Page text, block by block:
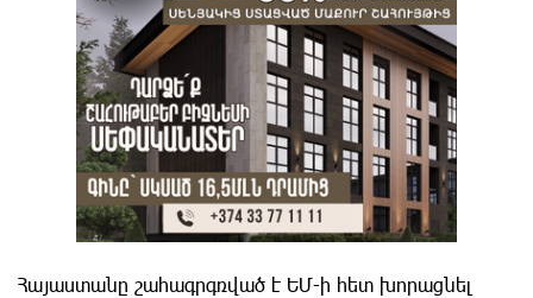
Հայաստանը շահագրգռված է ԵՄ-ի հետ խորացնել